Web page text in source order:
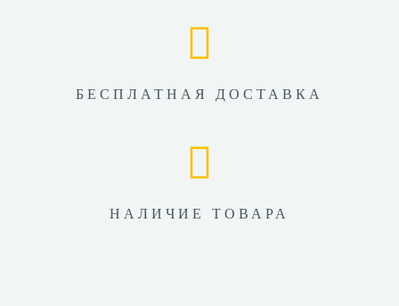
БЕСПЛАТНАЯ ДОСТАВКА
НАЛИЧИЕ ТОВАРА